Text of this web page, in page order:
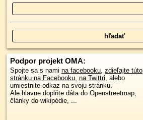
Podpor projekt OMA:
Spojte sa s nami na facebooku, zdieľajte túto
stránku na Facebooku, na Twittri, alebo
umiestnite odkaz na svoju stránku.
Ale hlavne doplňte dáta do Openstreetmap,
články do wikipédie, ...